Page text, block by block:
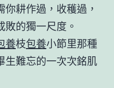
耕作過，收穫過，
的獨一尺度。
養枝包養小節里那種
生難忘的一次次銘肌